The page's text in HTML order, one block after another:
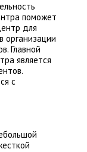
поможет
для
организации
Главной
является
с